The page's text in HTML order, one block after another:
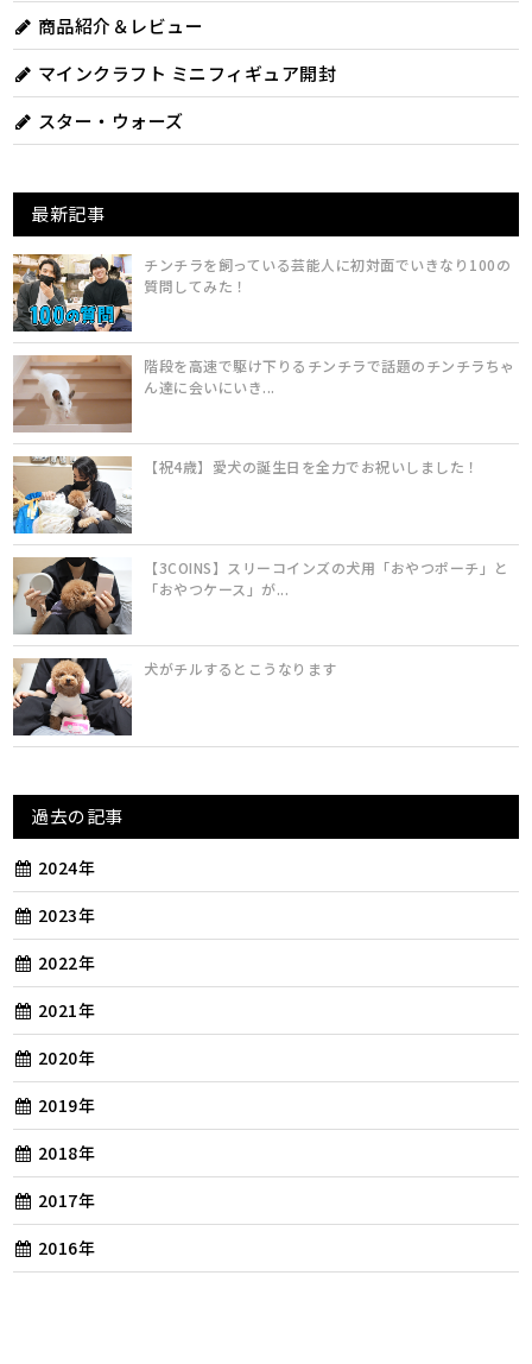
商品紹介＆レビュー
マインクラフト ミニフィギュア開封
スター・ウォーズ
最新記事
チンチラを飼っている芸能人に初対面でいきなり100の
質問してみた！
階段を高速で駆け下りるチンチラで話題のチンチラちゃ
ん達に会いにいき...
【祝4歳】愛犬の誕生日を全力でお祝いしました！
【3COINS】スリーコインズの犬用「おやつポーチ」と
「おやつケース」が...
犬がチルするとこうなります
過去の記事
2024年
2023年
2022年
2021年
2020年
2019年
2018年
2017年
2016年